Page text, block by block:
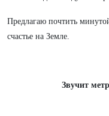
Предлагаю почтить
счастье на Земле.
Звучит